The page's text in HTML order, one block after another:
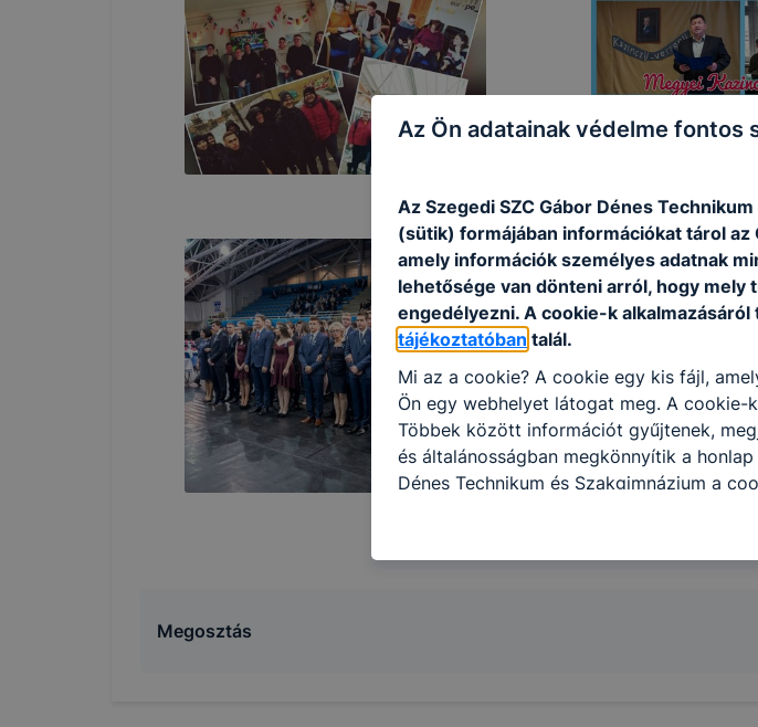
Megosztás
Az Ön adatainak védelme fontos
Az Szegedi SZC Gábor Dénes
(sütik) formájában információkat tárol
amely információk személyes adatnak
lehetősége van dönteni arról, hogy mely
engedélyezni. A cookie-k
tájékoztatóban talál.
Mi az a cookie? A cookie egy kis fájl,
Ön egy webhelyet látogat meg. A cookie-
Többek között információt gyűjtenek,
és általánosságban megkönnyítik a
Dénes Technikum és Szakgimnázium a
használja: információ gyűjtése azzal
honlapot -annak felmérésével, hogy a
használja leginkább, így megtudhatjuk,